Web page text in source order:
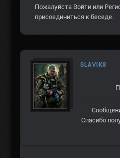
Пожалуйста Войти или
присоединиться к беседе.
SLAVIK8
Спасибо